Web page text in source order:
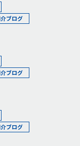
ブログ
ブログ
ブログ